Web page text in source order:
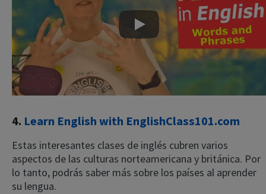
Play
4. Learn English with EnglishClass101.com
Estas interesantes clases de inglés cubren varios
aspectos de las culturas norteamericana y británica. Por
lo tanto, podrás saber más sobre los países al aprender
su lengua.